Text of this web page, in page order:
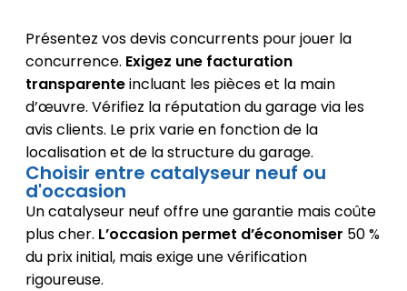
Présentez vos devis concurrents pour jouer la
concurrence. Exigez une facturation
transparenteincluant les pièces et la main
d’œuvre. Vérifiez la réputation du garage via les
avis clients. Le prix varie en fonction de la
localisation et de la structure du garage.
Choisir entre catalyseur neuf ou
d'occasion
Un catalyseur neuf offre une garantie mais coûte
plus cher. L’occasion permet d’économiser 50 %
du prix initial, mais exige une vérification
rigoureuse.